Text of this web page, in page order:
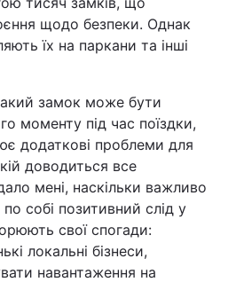
щодо безпеки. Однак
їх на паркани та інші
замок може бути
моменту під час поїздки,
додаткові проблеми для
доводиться все
мені, наскільки важливо
собі позитивний слід у
свої спогади:
локальні бізнеси,
навантаження на